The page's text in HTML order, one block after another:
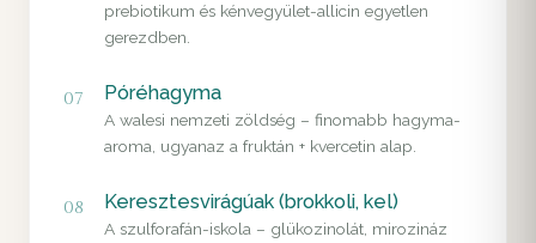
prebiotikum és kénvegyület-allicin egyetlen
gerezdben.
07 Póréhagyma
A walesi nemzeti zöldség – finomabb hagyma-
aroma, ugyanaz a fruktán + kvercetin alap.
08 Keresztesvirágúak (brokkoli, kel)
A szulforafán-iskola – glükozinolát, mirozináz